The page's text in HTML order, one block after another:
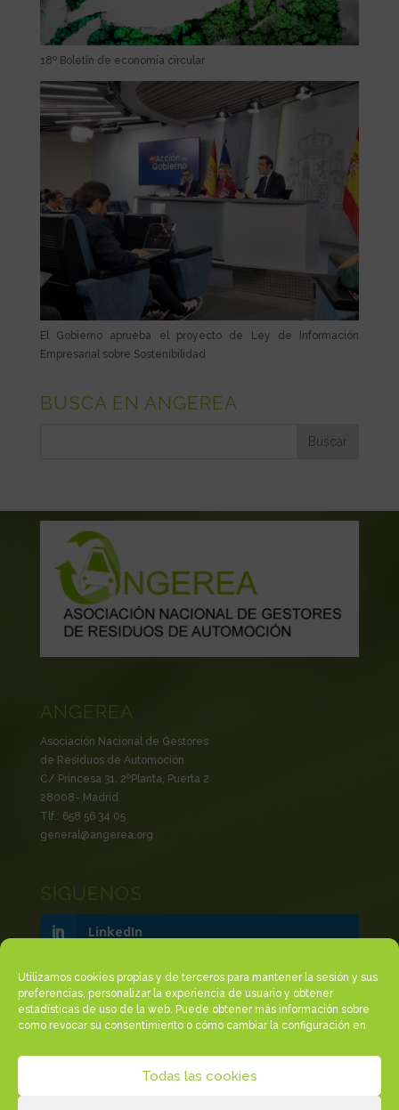
Utilizamos cookies propias y de terceros para mantener la sesión y sus
preferencias, personalizar la experiencia de usuario y obtener
estadísticas de uso de la web. Puede obtener más información sobre
como revocar su consentimiento o cómo cambiar la configuración en
Todas las cookies
18º Boletín de economía circular
El Gobierno aprueba el proyecto de Ley de Información
Empresarial sobre Sostenibilidad
BUSCA EN ANGEREA
ANGEREA
Asociación Nacional de Gestores
de Residuos de Automoción
C/ Princesa 31, 2ºPlanta, Puerta 2
28008- Madrid
Tlf.: 658 56 34 05
general@angerea.org
SÍGUENOS
LinkedIn
Twitter
Aviso Legal